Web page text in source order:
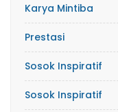
Karya Mintiba
Prestasi
Sosok Inspiratif
Sosok Inspiratif